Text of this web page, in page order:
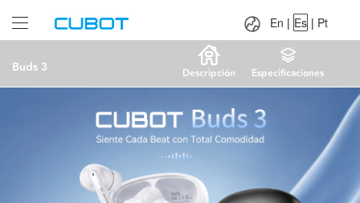
Buds 3 Descripción Especificaciones
Pt
En | Es | Pt